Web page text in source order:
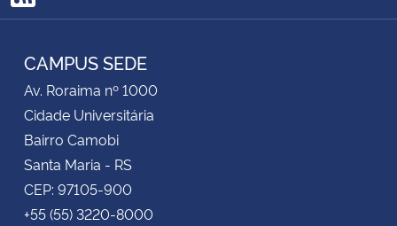
RSS
CAMPUS SEDE
Av. Roraima nº 1000
Cidade Universitária
Bairro Camobi
Santa Maria - RS
CEP: 97105-900
+55 (55) 3220-8000